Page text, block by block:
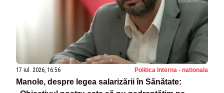
17 iul. 2026, 16:56 Politica Interna - nationala
Manole, despre legea salarizării în Sănătate: